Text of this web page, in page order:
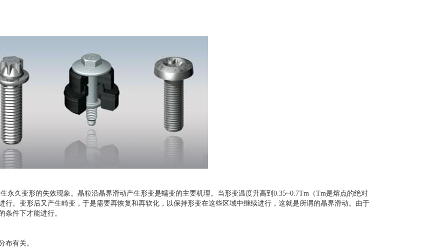
永久变形的失效现象。晶粒沿晶界滑动产生形变是蠕变的主要机理。当形变温度升高到 0.35~0.7Tm （Tm是熔点的绝对
。变形后又产生畸变，于是需要再恢复和再软化，以保持形变在这些区域中继续进行，这就是所谓的晶界滑动。由于
条件下才能进行。
有关。